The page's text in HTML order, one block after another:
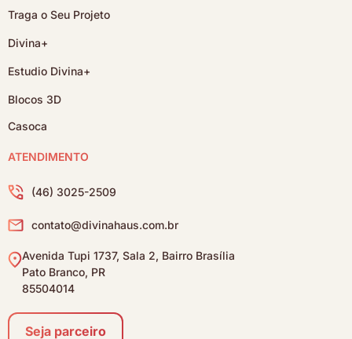
Traga o Seu Projeto
Divina+
Estudio Divina+
Blocos 3D
Casoca
ATENDIMENTO
(46) 3025-2509
contato@divinahaus.com.br
Avenida Tupi 1737, Sala 2, Bairro Brasília
Pato Branco, PR
85504014
Seja parceiro